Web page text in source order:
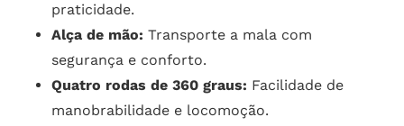
praticidade.
Alça de mão: Transporte a mala com
segurança e conforto.
Quatro rodas de 360 graus: Facilidade de
manobrabilidade e locomoção.